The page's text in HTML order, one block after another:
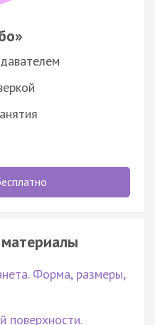
Форма, размеры,
поверхности.